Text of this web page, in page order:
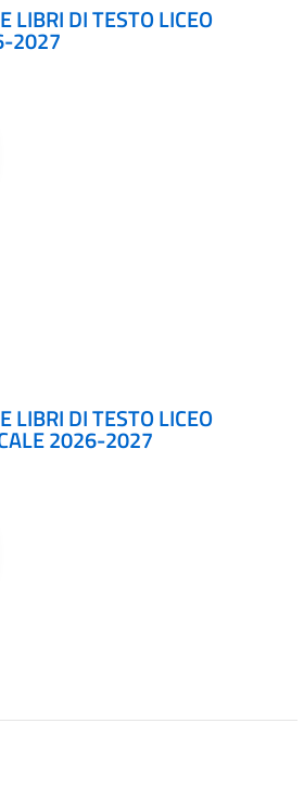
DI TESTO LICEO
2027
DI TESTO LICEO
2026-2027